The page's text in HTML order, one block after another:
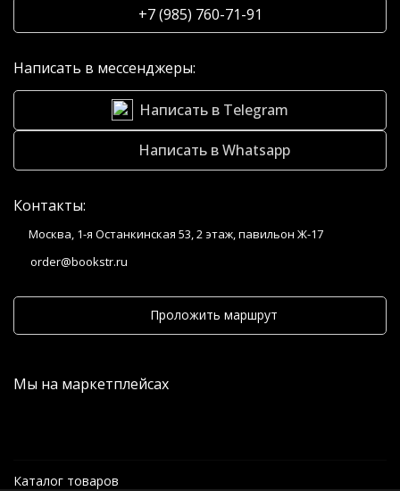
+7 (985) 760-71-91
Написать в мессенджеры:
Написать в Telegram
Написать в Whatsapp
Контакты:
Москва, 1-я Останкинская 53, 2 этаж, павильон Ж-17
order@bookstr.ru
Проложить маршрут
Мы на маркетплейсах
Каталог товаров